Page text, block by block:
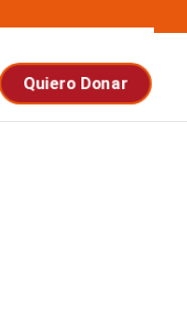
Quiero Donar